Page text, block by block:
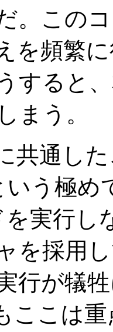
。この
を頻繁
すると
まう。
共通した
いう極
を実行し
を採用
行が犠
ここは